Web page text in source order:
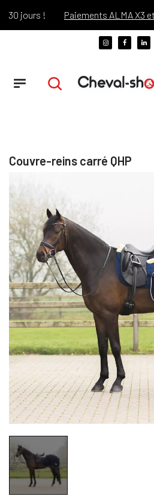
jours ! Paiements ALMA X3 et X4
Couvre-reins carré QHP